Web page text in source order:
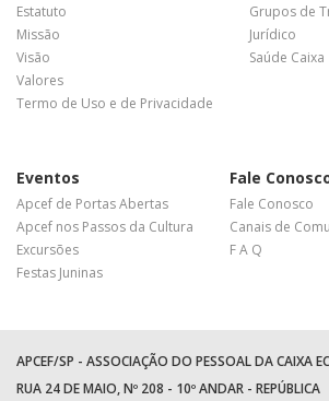
Estatuto
Missão
Visão
Valores
Termo de Uso e de Privacidade
Grupos de
Jurídico
Saúde Caixa
Eventos
Apcef de Portas Abertas
Apcef nos Passos da Cultura
Excursões
Festas Juninas
Fale
Fale Conosco
Canais de
F A Q
APCEF/SP - ASSOCIAÇÃO DO PESSOAL DA CAIXA
RUA 24 DE MAIO, Nº 208 - 10º ANDAR - REPÚBLICA